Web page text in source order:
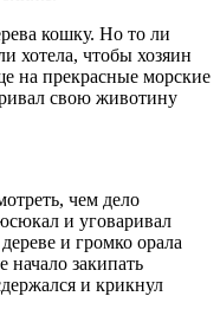
кошку. Но то ли
хотела, чтобы хозяин
на прекрасные морские
свою животину
чем дело
и уговаривал
и громко орала
начало закипать
и крикнул